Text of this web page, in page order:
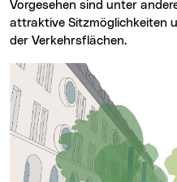
Vorgesehen sind unter
attraktive Sitzmöglichkeiten
der Verkehrsflächen.